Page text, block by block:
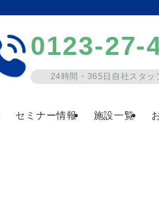
セミナー情報 施設一覧
0123-27-
24時間・365日自社スタッ